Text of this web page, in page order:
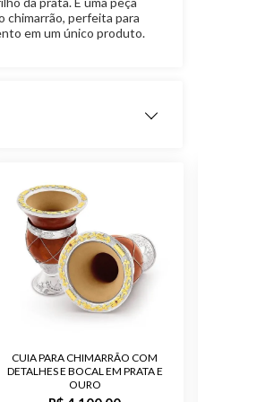
chimarrão, perfeita para
em um único produto.
CUIA PARA CHIMARRÃO COM
DETALHES E BOCAL EM PRATA E
OURO